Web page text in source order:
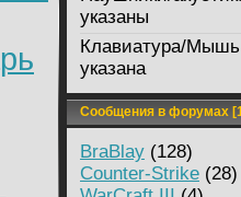
указаны
Клавиатура/
указана
Сообщения в форумах
BraBlay (128)
Counter-Strike (28)